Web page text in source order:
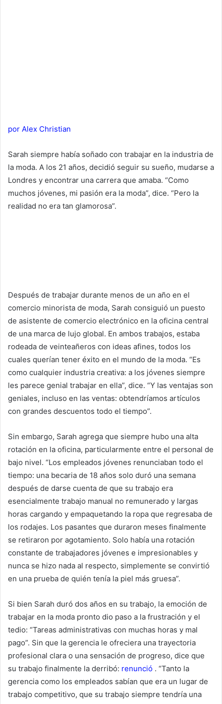
por Alex Christian
Sarah siempre había soñado con trabajar en la industria de
la moda. A los 21 años, decidió seguir su sueño, mudarse a
Londres y encontrar una carrera que amaba. “Como
muchos jóvenes, mi pasión era la moda”, dice. “Pero la
realidad no era tan glamorosa”.
Después de trabajar durante menos de un año en el
comercio minorista de moda, Sarah consiguió un puesto
de asistente de comercio electrónico en la oficina central
de una marca de lujo global. En ambos trabajos, estaba
rodeada de veinteañeros con ideas afines, todos los
cuales querían tener éxito en el mundo de la moda. “Es
como cualquier industria creativa: a los jóvenes siempre
les parece genial trabajar en ella”, dice. “Y las ventajas son
geniales, incluso en las ventas: obtendríamos artículos
con grandes descuentos todo el tiempo”.
Sin embargo, Sarah agrega que siempre hubo una alta
rotación en la oficina, particularmente entre el personal de
bajo nivel. “Los empleados jóvenes renunciaban todo el
tiempo: una becaria de 18 años solo duró una semana
después de darse cuenta de que su trabajo era
esencialmente trabajo manual no remunerado y largas
horas cargando y empaquetando la ropa que regresaba de
los rodajes. Los pasantes que duraron meses finalmente
se retiraron por agotamiento. Solo había una rotación
constante de trabajadores jóvenes e impresionables y
nunca se hizo nada al respecto, simplemente se convirtió
en una prueba de quién tenía la piel más gruesa”.
Si bien Sarah duró dos años en su trabajo, la emoción de
trabajar en la moda pronto dio paso a la frustración y el
tedio: “Tareas administrativas con muchas horas y mal
pago”. Sin que la gerencia le ofreciera una trayectoria
profesional clara o una sensación de progreso, dice que
su trabajo finalmente la derribó: renunció . “Tanto la
gerencia como los empleados sabían que era un lugar de
trabajo competitivo, que su trabajo siempre tendría una